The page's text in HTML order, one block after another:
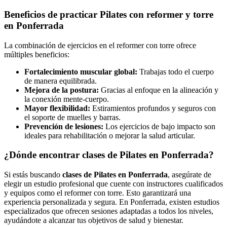
Beneficios de practicar Pilates con reformer y torre
en Ponferrada
La combinación de ejercicios en el reformer con torre ofrece
múltiples beneficios:
Fortalecimiento muscular global: Trabajas todo el cuerpo
de manera equilibrada.
Mejora de la postura: Gracias al enfoque en la alineación y
la conexión mente-cuerpo.
Mayor flexibilidad: Estiramientos profundos y seguros con
el soporte de muelles y barras.
Prevención de lesiones: Los ejercicios de bajo impacto son
ideales para rehabilitación o mejorar la salud articular.
¿Dónde encontrar clases de Pilates en Ponferrada?
Si estás buscando clases de Pilates en Ponferrada, asegúrate de
elegir un estudio profesional que cuente con instructores cualificados
y equipos como el reformer con torre. Esto garantizará una
experiencia personalizada y segura. En Ponferrada, existen estudios
especializados que ofrecen sesiones adaptadas a todos los niveles,
ayudándote a alcanzar tus objetivos de salud y bienestar.